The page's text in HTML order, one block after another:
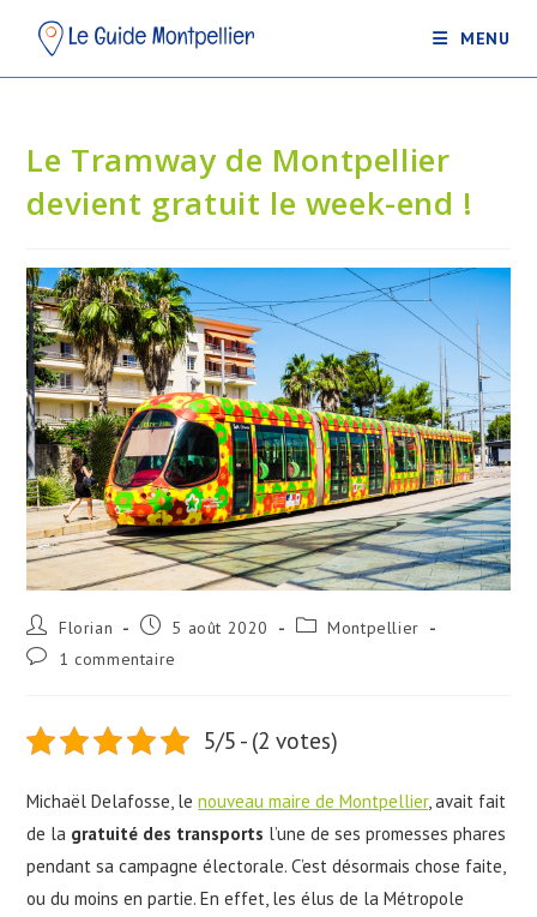
MENU
Le Tramway de Montpellier
devient gratuit le week-end !
Florian 5 août 2020
Montpellier
1 commentaire
5/5 - (2 votes)
Michaël Delafosse, lenouveau maire de Montpellier, avait fait
de la gratuité des transports l’une de ses promesses phares
pendant sa campagne électorale. C’est désormais chose faite,
ou du moins en partie. En effet, les élus de la Métropole